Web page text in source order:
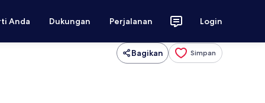
Anda Dukungan Perjalanan Login
Bagikan Simpan